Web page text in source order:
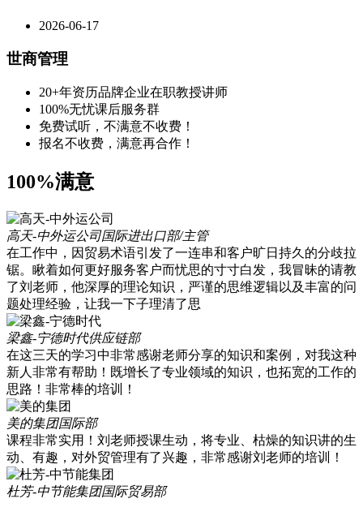
2026-06-17
世商管理
20+年资历品牌企业在职教授讲师
100%无忧课后服务群
免费试听，不满意不收费！
报名不收费，满意再合作！
100%满意
高天-中外运公司国际进出口部/主管
在工作中，因贸易术语引发了一连串和客户旷日持久的分歧拉
锯。瞅着如何更好服务客户而忧思的寸寸白发，我冒昧的请教
了刘老师，他深厚的理论知识，严谨的思维逻辑以及丰富的问
题处理经验，让我一下子理清了思
梁鑫-宁德时代供应链部
在这三天的学习中非常感谢老师分享的知识和案例，对我这种
新人非常有帮助！既增长了专业领域的知识，也拓宽的工作的
思路！非常棒的培训！
美的集团国际部
课程非常实用！刘老师授课生动，将专业、枯燥的知识讲的生
动、有趣，对外贸管理有了兴趣，非常感谢刘老师的培训！
杜芳-中节能集团国际贸易部